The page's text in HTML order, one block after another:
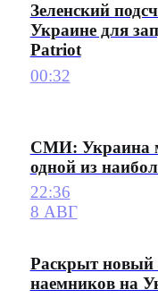
Зеленский
Украине для
Patriot
00:32
СМИ: Украина
одной из
22:36
8 АВГ
Раскрыт новый
наемников на